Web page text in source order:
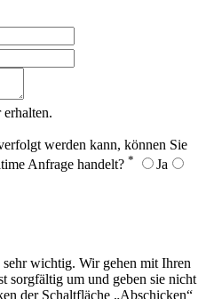
werden kann, können Sie
Anfrage handelt? *
Ja
wichtig. Wir gehen mit Ihren
sorgfältig um und geben sie nicht
der Schaltfläche „Abschicken“